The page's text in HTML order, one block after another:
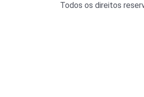
Todos os direitos